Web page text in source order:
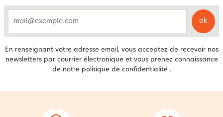
ok
En renseignant votre adresse email, vous acceptez de recevoir nos
newsletters par courrier électronique et vous prenez connaissance
de notre politique de confidentialité .